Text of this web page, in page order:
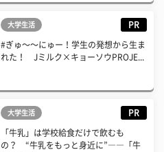
大学生活 PR
#ぎゅ〜〜にゅー！学生の発想から生ま
れた！ Jミルク×キョーソウPROJE...
大学生活 PR
「牛乳」は学校給食だけで飲むも
の？ “牛乳をもっと身近に”――「牛